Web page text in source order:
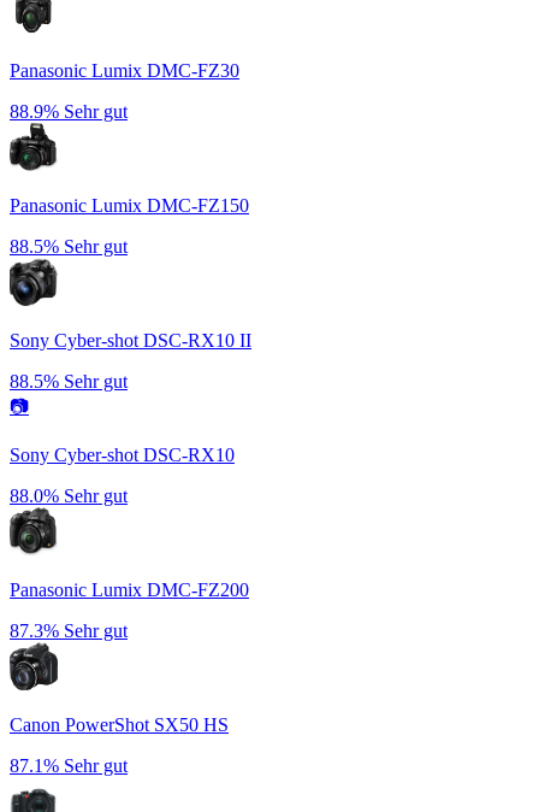
Panasonic Lumix DMC-FZ30
88.9% Sehr gut
Panasonic Lumix DMC-FZ150
88.5% Sehr gut
Sony Cyber-shot DSC-RX10 II
88.5% Sehr gut
📷
Sony Cyber-shot DSC-RX10
88.0% Sehr gut
Panasonic Lumix DMC-FZ200
87.3% Sehr gut
Canon PowerShot SX50 HS
87.1% Sehr gut